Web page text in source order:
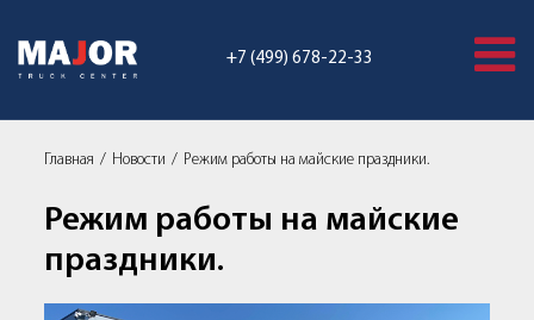
+7 (499) 678-22-33
Главная Новости Режим работы на майские праздники.
Режим работы на майские
праздники.